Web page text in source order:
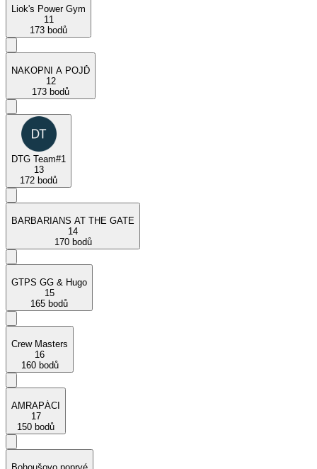
Liok's Power Gym
11
173 bodů
NAKOPNI A POJĎ
12
173 bodů
DTG Team#1
13
172 bodů
BARBARIANS AT THE GATE
14
170 bodů
GTPS GG & Hugo
15
165 bodů
Crew Masters
16
160 bodů
AMRAPÁCI
17
150 bodů